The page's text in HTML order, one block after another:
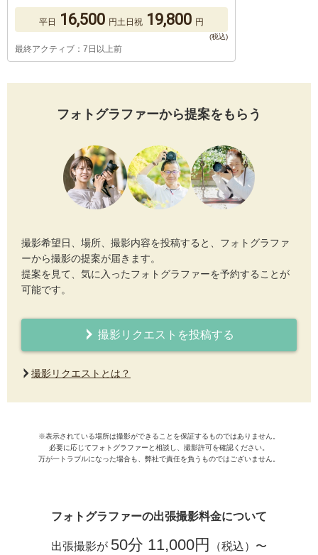
平日 16,500 円土日祝 19,800 円
最終アクティブ：7日以上前
フォトグラファーから提案をもらう
撮影希望日、場所、撮影内容を投稿すると、フォトグラファ
ーから撮影の提案が届きます。
提案を見て、気に入ったフォトグラファーを予約することが
可能です。
撮影リクエストを投稿する
撮影リクエストとは？
※表示されている場所は撮影ができることを保証するものではありません。
必要に応じてフォトグラファーと相談し、撮影許可を確認ください。
万が一トラブルになった場合も、弊社で責任を負うものではございません。
フォトグラファーの出張撮影料金について
出張撮影が 50分 11,000円
（税込）〜